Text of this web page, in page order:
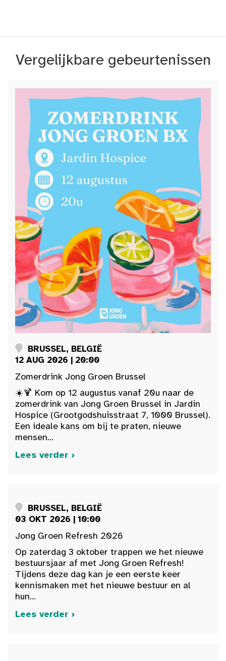
Vergelijkbare gebeurtenissen
BRUSSEL, BELGIË
12 AUG 2026 | 20:00
Zomerdrink Jong Groen Brussel
☀️🍹 Kom op 12 augustus vanaf 20u naar de
zomerdrink van Jong Groen Brussel in Jardin
Hospice (Grootgodshuisstraat 7, 1000 Brussel).
Een ideale kans om bij te praten, nieuwe
mensen...
Lees verder ›
BRUSSEL, BELGIË
03 OKT 2026 | 10:00
Jong Groen Refresh 2026
Op zaterdag 3 oktober trappen we het nieuwe
bestuursjaar af met Jong Groen Refresh!
Tijdens deze dag kan je een eerste keer
kennismaken met het nieuwe bestuur en al
hun...
Lees verder ›